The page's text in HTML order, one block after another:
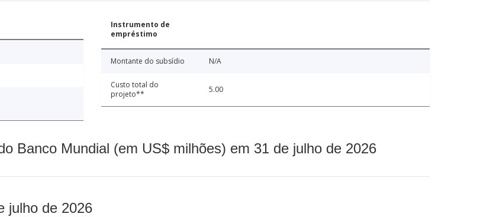
Instrumento de
empréstimo
Montante do subsídio N/A
Custo total do
projeto**
5.00
Banco Mundial (em US$ milhões) em 31 de julho de 2026
julho de 2026